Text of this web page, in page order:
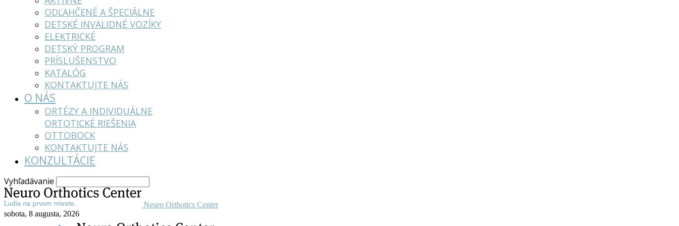
ODĽAHČENÉ A ŠPECIÁLNE
DETSKÉ INVALIDNÉ VOZÍKY
ELEKTRICKÉ
DETSKÝ PROGRAM
PRÍSLUŠENSTVO
KATALÓG
KONTAKTUJTE NÁS
O NÁS
ORTÉZY A INDIVIDUÁLNE
ORTOTICKÉ RIEŠENIA
OTTOBOCK
KONTAKTUJTE NÁS
KONZULTÁCIE
Vyhľadávanie
Neuro Orthotics Center
sobota, 8 augusta, 2026